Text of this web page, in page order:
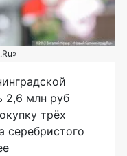
2,6 млн руб
трёх
серебристого